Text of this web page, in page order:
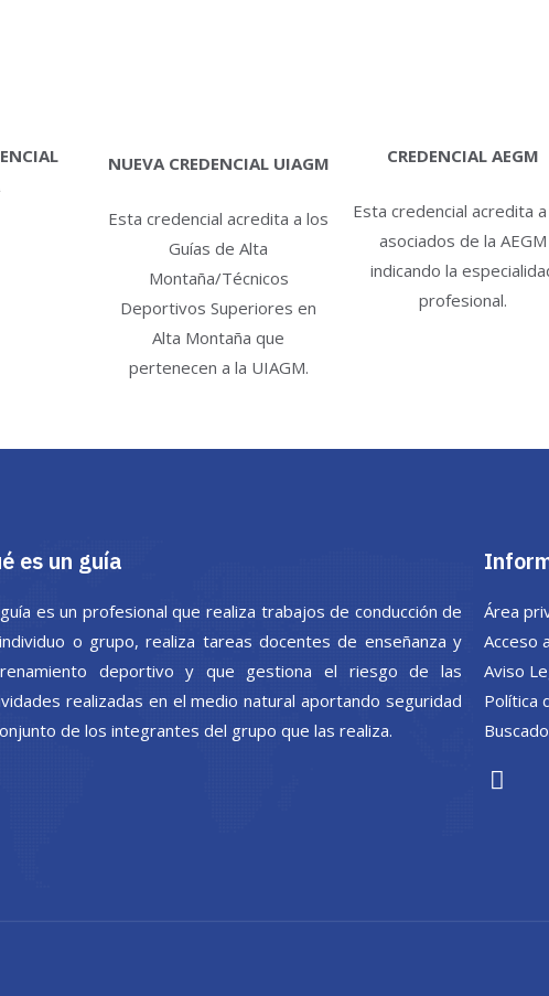
NUEVA CREDENCIAL UIAGM
Esta credencial acredita a los
Guías de Alta
Montaña/Técnicos
Deportivos Superiores en
Alta Montaña que
pertenecen a la UIAGM.
CREDENCIAL AEGM
Esta credencial acredita
asociados de la AEGM
indicando la
profesional.
es un guía
es un profesional que realiza trabajos de conducción de
o grupo, realiza tareas docentes de enseñanza y
deportivo y que gestiona el riesgo de las
realizadas en el medio natural aportando seguridad
de los integrantes del grupo que las realiza.
Área
Acceso
Aviso
Política